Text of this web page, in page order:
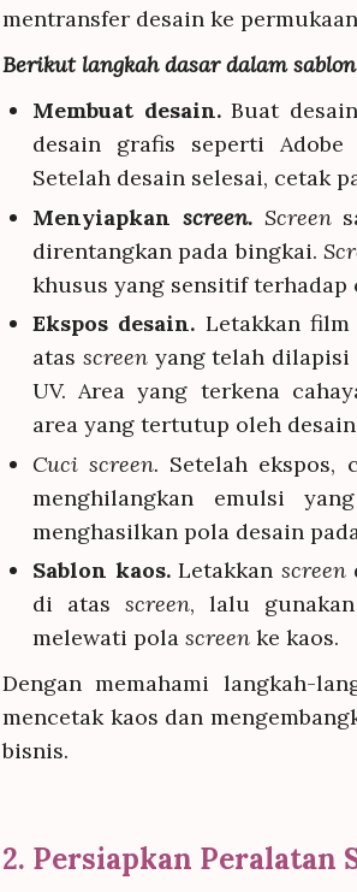
mentransfer desain ke
Berikut langkah dasar dalam
Membuat desain.Buat
desain grafis seperti Adobe
Setelah desain selesai, cetak
Menyiapkan screen. Screen
direntangkan pada bingkai.
khusus yang sensitif terhadap
Ekspos desain. Letakkan
atas screen yang telah dilapisi
UV. Area yang terkena
area yang tertutup oleh
Cuci screen. Setelah ekspos,
menghilangkan emulsi
menghasilkan pola desain
Sablon kaos.Letakkan screen
di atas screen, lalu
melewati polascreenke kaos.
Dengan memahami langkah-
mencetak kaos dan
bisnis.
2. Persiapkan Peralatan